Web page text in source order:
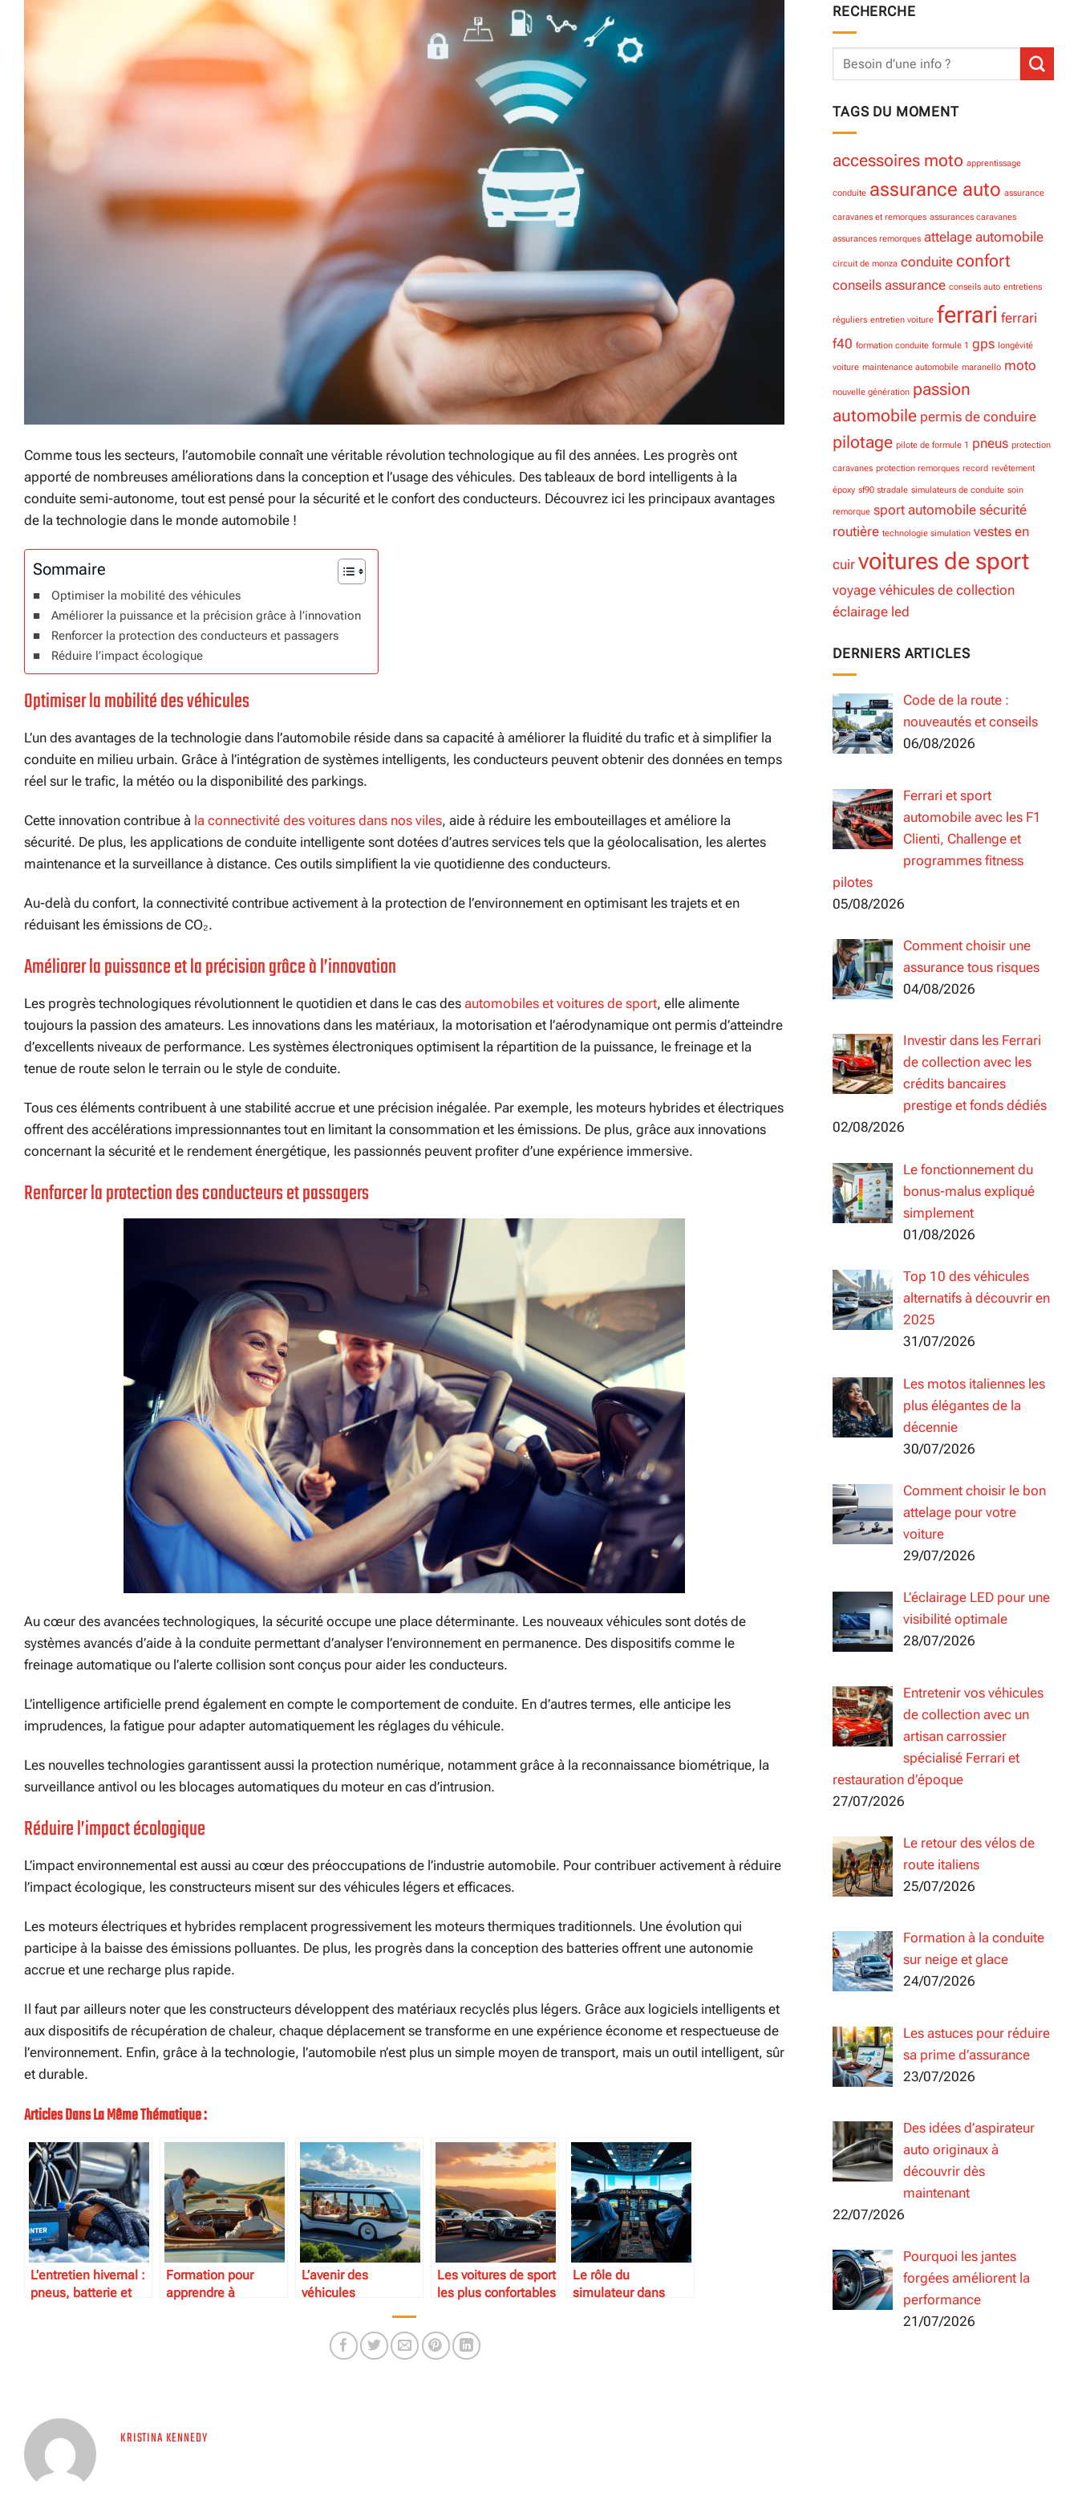
Comme tous les secteurs, l’automobile connaît une véritable révolution technologique au fil des années. Les progrès ont
apporté de nombreuses améliorations dans la conception et l’usage des véhicules. Des tableaux de bord intelligents à la
conduite semi-autonome, tout est pensé pour la sécurité et le confort des conducteurs. Découvrez ici les principaux avantages
de la technologie dans le monde automobile !
Sommaire
Optimiser la mobilité des véhicules
Améliorer la puissance et la précision grâce à l’innovation
Renforcer la protection des conducteurs et passagers
Réduire l’impact écologique
Optimiser la mobilité des véhicules
L’un des avantages de la technologie dans l’automobile réside dans sa capacité à améliorer la fluidité du trafic et à simplifier la
conduite en milieu urbain. Grâce à l’intégration de systèmes intelligents, les conducteurs peuvent obtenir des données en temps
réel sur le trafic, la météo ou la disponibilité des parkings.
Cette innovation contribue à la connectivité des voitures dans nos viles, aide à réduire les embouteillages et améliore la
sécurité. De plus, les applications de conduite intelligente sont dotées d’autres services tels que la géolocalisation, les alertes
maintenance et la surveillance à distance. Ces outils simplifient la vie quotidienne des conducteurs.
Au-delà du confort, la connectivité contribue activement à la protection de l’environnement en optimisant les trajets et en
réduisant les émissions de CO₂.
Améliorer la puissance et la précision grâce à l’innovation
Les progrès technologiques révolutionnent le quotidien et dans le cas des automobiles et voitures de sport, elle alimente
toujours la passion des amateurs. Les innovations dans les matériaux, la motorisation et l’aérodynamique ont permis d’atteindre
d’excellents niveaux de performance. Les systèmes électroniques optimisent la répartition de la puissance, le freinage et la
tenue de route selon le terrain ou le style de conduite.
Tous ces éléments contribuent à une stabilité accrue et une précision inégalée. Par exemple, les moteurs hybrides et électriques
offrent des accélérations impressionnantes tout en limitant la consommation et les émissions. De plus, grâce aux innovations
concernant la sécurité et le rendement énergétique, les passionnés peuvent profiter d’une expérience immersive.
Renforcer la protection des conducteurs et passagers
Au cœur des avancées technologiques, la sécurité occupe une place déterminante. Les nouveaux véhicules sont dotés de
systèmes avancés d’aide à la conduite permettant d’analyser l’environnement en permanence. Des dispositifs comme le
freinage automatique ou l’alerte collision sont conçus pour aider les conducteurs.
L’intelligence artificielle prend également en compte le comportement de conduite. En d’autres termes, elle anticipe les
imprudences, la fatigue pour adapter automatiquement les réglages du véhicule.
Les nouvelles technologies garantissent aussi la protection numérique, notamment grâce à la reconnaissance biométrique, la
surveillance antivol ou les blocages automatiques du moteur en cas d’intrusion.
Réduire l’impact écologique
L’impact environnemental est aussi au cœur des préoccupations de l’industrie automobile. Pour contribuer activement à réduire
l’impact écologique, les constructeurs misent sur des véhicules légers et efficaces.
Les moteurs électriques et hybrides remplacent progressivement les moteurs thermiques traditionnels. Une évolution qui
participe à la baisse des émissions polluantes. De plus, les progrès dans la conception des batteries offrent une autonomie
accrue et une recharge plus rapide.
Il faut par ailleurs noter que les constructeurs développent des matériaux recyclés plus légers. Grâce aux logiciels intelligents et
aux dispositifs de récupération de chaleur, chaque déplacement se transforme en une expérience économe et respectueuse de
l’environnement. Enfin, grâce à la technologie, l’automobile n’est plus un simple moyen de transport, mais un outil intelligent, sûr
et durable.
Articles Dans La Même Thématique :
L’entretien hivernal :
pneus, batterie et
Formation pour
apprendre à
L’avenir des
véhicules
Les voitures de sport
les plus confortables
Le rôle du
simulateur dans
KRISTINA KENNEDY
RECHERCHE
TAGS DU MOMENT
accessoires moto apprentissage
conduite assurance auto assurance
caravanes et remorques assurances caravanes
assurances remorques attelage automobile
circuit de monza conduite confort
conseils assurance conseils auto entretiens
réguliers entretien voiture ferrari ferrari
f40 formation conduite formule 1 gps longévité
voiture maintenance automobile maranello moto
nouvelle génération passion
automobile permis de conduire
pilotage pilote de formule 1 pneus protection
caravanes protection remorques record revêtement
époxy sf90 stradale simulateurs de conduite soin
remorque sport automobile sécurité
routière technologie simulation vestes en
cuir voitures de sport
voyage véhicules de collection
éclairage led
DERNIERS ARTICLES
Code de la route :
nouveautés et conseils
06/08/2026
Ferrari et sport
automobile avec les F1
Clienti, Challenge et
programmes fitness
pilotes
05/08/2026
Comment choisir une
assurance tous risques
04/08/2026
Investir dans les Ferrari
de collection avec les
crédits bancaires
prestige et fonds dédiés
02/08/2026
Le fonctionnement du
bonus-malus expliqué
simplement
01/08/2026
Top 10 des véhicules
alternatifs à découvrir en
2025
31/07/2026
Les motos italiennes les
plus élégantes de la
décennie
30/07/2026
Comment choisir le bon
attelage pour votre
voiture
29/07/2026
L’éclairage LED pour une
visibilité optimale
28/07/2026
Entretenir vos véhicules
de collection avec un
artisan carrossier
spécialisé Ferrari et
restauration d’époque
27/07/2026
Le retour des vélos de
route italiens
25/07/2026
Formation à la conduite
sur neige et glace
24/07/2026
Les astuces pour réduire
sa prime d’assurance
23/07/2026
Des idées d’aspirateur
auto originaux à
découvrir dès
maintenant
22/07/2026
Pourquoi les jantes
forgées améliorent la
performance
21/07/2026